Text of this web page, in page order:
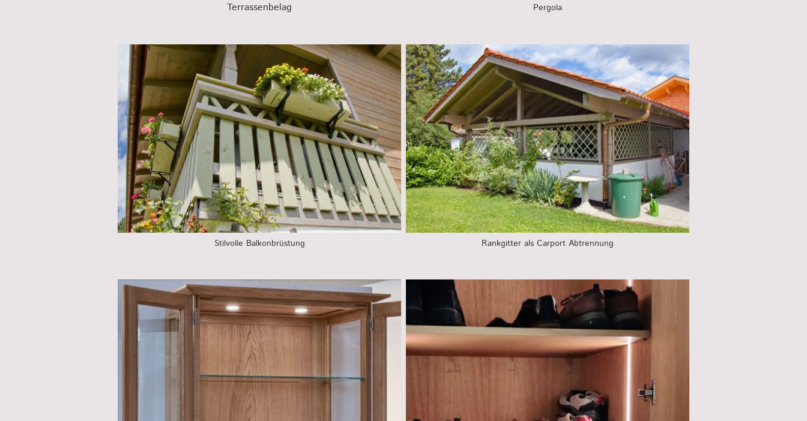
Terrassenbelag Pergola
Stilvolle Balkonbrüstung Rankgitter als Carport Abtrennung